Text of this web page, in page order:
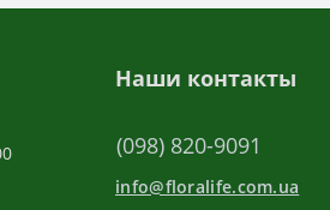
Наши контакты
(098) 820-9091
info@floralife.com.ua